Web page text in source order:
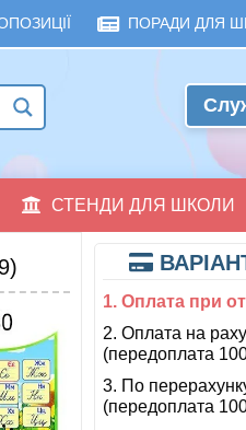
ПОРАДИ ДЛЯ
СТЕНДИ ДЛЯ ШКОЛИ
1. Оплата при
2. Оплата на
(передоплата
3. По
(передоплата